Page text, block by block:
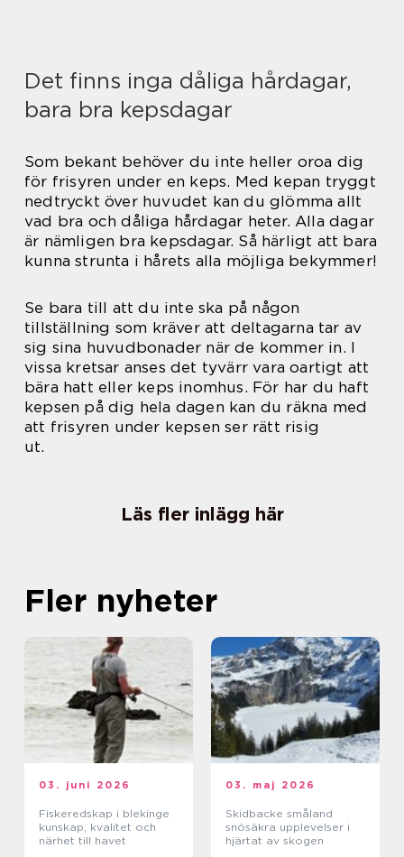
Det finns inga dåliga hårdagar,
bara bra kepsdagar
Som bekant behöver du inte heller oroa dig
för frisyren under en keps. Med kepan tryggt
nedtryckt över huvudet kan du glömma allt
vad bra och dåliga hårdagar heter. Alla dagar
är nämligen bra kepsdagar. Så härligt att bara
kunna strunta i hårets alla möjliga bekymmer!
Se bara till att du inte ska på någon
tillställning som kräver att deltagarna tar av
sig sina huvudbonader när de kommer in. I
vissa kretsar anses det tyvärr vara oartigt att
bära hatt eller keps inomhus. För har du haft
kepsen på dig hela dagen kan du räkna med
att frisyren under kepsen ser rätt risig
ut.
Läs fler inlägg här
Fler nyheter
03. juni 2026
Fiskeredskap i blekinge
kunskap, kvalitet och
närhet till havet
03. maj 2026
Skidbacke småland
snösäkra upplevelser i
hjärtat av skogen